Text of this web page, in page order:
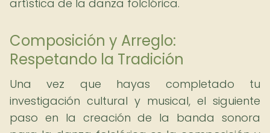
artística de la danza folclórica.
Composición y Arreglo:
Respetando la Tradición
Una vez que hayas completado tu
investigación cultural y musical, el siguiente
paso en la creación de la banda sonora